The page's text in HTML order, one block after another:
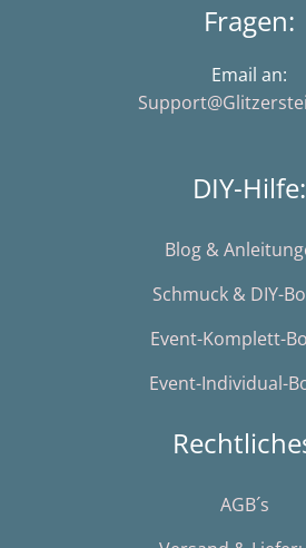
Fragen:
Email an:
DIY-Hilfe:
Blog &
Schmuck & DIY-
Event-Komplett-
Event-Individual-
AGB´s